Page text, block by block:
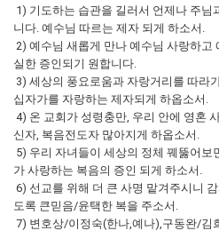
1) 기도하는 습관을 길러서 언제나 주님
니다. 예수님 따르는 제자 되게 하소서.
2) 예수님 새롭게 만나 예수님 사랑하고
실한 증인되기 원합니다.
3) 세상의 풍요로움과 자랑거리를 따라
십자가를 자랑하는 제자되게 하옵소서.
4) 온 교회가 성령충만, 우리 안에 영혼
신자, 복음전도자 많아지게 하옵소서.
5) 우리 자녀들이 세상의 정체 꿰뚫어보
가 사랑하는 복음의 증인 되게 하소서.
6) 선교를 위해 더 큰 사명 맡겨주시니
도록 큰믿음/윤택한 복을 주소서.
7) 변호상/이정숙(한나,예나),구동완/김